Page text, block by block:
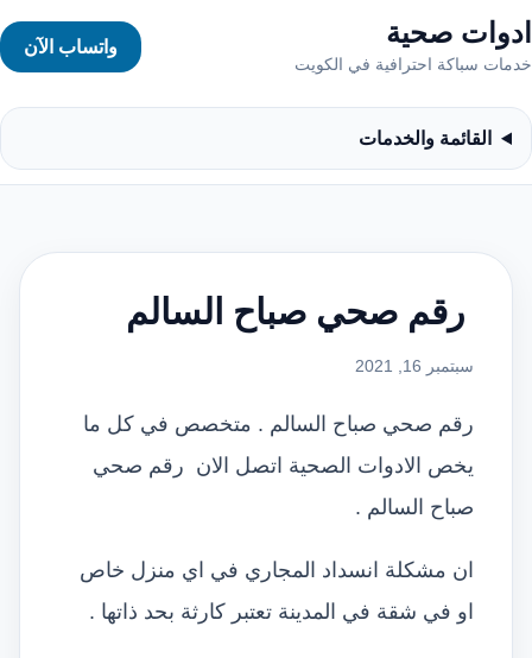
ادوات صحية
خدمات سباكة احترافية في الكويت
واتساب الآن
القائمة والخدمات
رقم صحي صباح السالم
سبتمبر 16, 2021
رقم صحي صباح السالم . متخصص في كل ما
يخص الادوات الصحية اتصل الان رقم صحي
صباح السالم .
ان مشكلة انسداد المجاري في اي منزل خاص
او في شقة في المدينة تعتبر كارثة بحد ذاتها .